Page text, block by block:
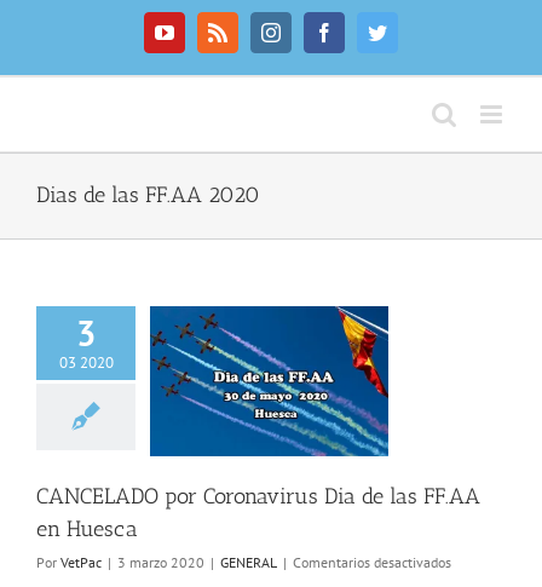
YouTubeRss InstagramFacebookTwitter
Dias de las FF.AA 2020
3
03 2020
por
Dia de las
en Huesca
CANCELADO por Coronavirus Dia de las FF.AA
en Huesca
Por VetPac | 3 marzo 2020 | GENERAL | Comentarios desactivadosen